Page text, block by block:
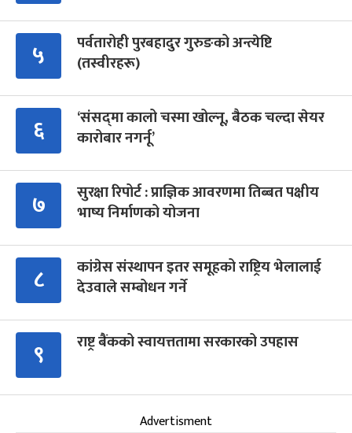
५
पर्वतारोही पुरबहादुर गुरुङको अन्त्येष्टि
(तस्वीरहरू)
६
‘संसद्‍मा कालो चस्मा खोल्नू, बैठक चल्दा सेयर
कारोबार नगर्नू’
७
सुरक्षा रिपोर्ट : प्राज्ञिक आवरणमा तिब्बत पक्षीय
भाष्य निर्माणको योजना
८
कांग्रेस संस्थापन इतर समूहको राष्ट्रिय भेलालाई
देउवाले सम्बोधन गर्ने
९ राष्ट्र बैंकको स्वायत्ततामा सरकारको उपहास
Advertisment